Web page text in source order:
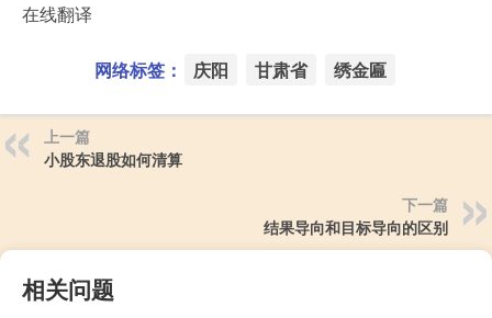
在线翻译
网络标签： 庆阳 甘肃省 绣金匾
上一篇
小股东退股如何清算
下一篇
结果导向和目标导向的区别
相关问题